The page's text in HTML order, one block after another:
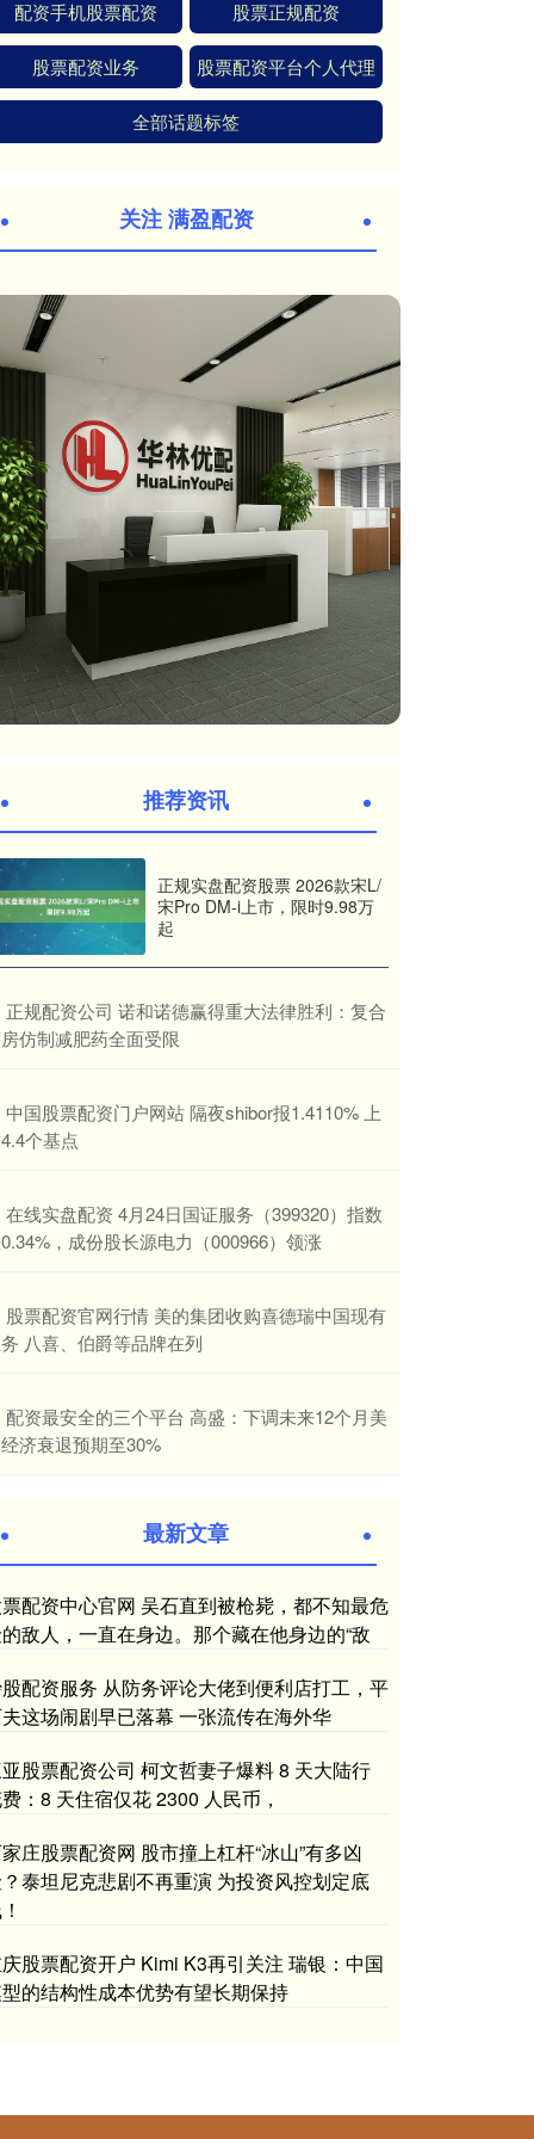
配资手机股票配资 股票正规配资
股票配资业务 股票配资平台个人代理
全部话题标签
关注 满盈配资
推荐资讯
正规实盘配资股票 2026款宋L/
宋Pro DM-i上市，限时9.98万
起
​正规配资公司 诺和诺德赢得重大法律胜利：复合
仿制减肥药全面受限
​中国股票配资门户网站 隔夜shibor报1.4110% 上
个基点
​在线实盘配资 4月24日国证服务（399320）指数
，成份股长源电力（000966）领涨
​股票配资官网行情 美的集团收购喜德瑞中国现有
八喜、伯爵等品牌在列
​配资最安全的三个平台 高盛：下调未来12个月美
济衰退预期至30%
最新文章
配资中心官网 吴石直到被枪毙，都不知最危
敌人，一直在身边。那个藏在他身边的“敌
配资服务 从防务评论大佬到便利店打工，平
这场闹剧早已落幕 一张流传在海外华
股票配资公司 柯文哲妻子爆料 8 天大陆行
：8 天住宿仅花 2300 人民币，
庄股票配资网 股市撞上杠杆“冰山”有多凶
泰坦尼克悲剧不再重演 为投资风控划定底
股票配资开户 Kimi K3再引关注 瑞银：中国
的结构性成本优势有望长期保持